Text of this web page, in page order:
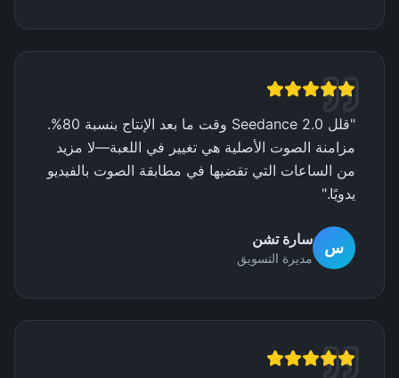
"
قلل Seedance 2.0 وقت ما بعد الإنتاج بنسبة 80%.
مزامنة الصوت الأصلية هي تغيير في اللعبة—لا مزيد
من الساعات التي تقضيها في مطابقة الصوت بالفيديو
يدويًا."
س سارة تشن
مديرة التسويق